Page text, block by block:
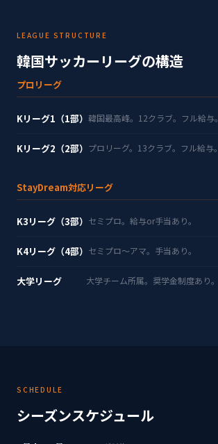
LEAGUE STRUCTURE
韓国サッカーリーグの構造
プロリーグ
Kリーグ1（1部） 韓国最高峰。12クラブ。フル給与。
Kリーグ2（2部） プロリーグ。13クラブ。フル給与。
StayDream対応リーグ
K3リーグ（3部） セミプロ。給与or手当あり。
K4リーグ（4部） セミプロ〜アマ。手当あり。
大学リーグ 大学チーム所属。奨学金制度あり。
SCHEDULE
シーズンスケジュール